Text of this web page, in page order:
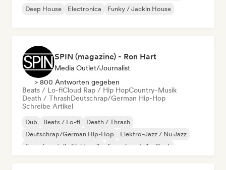
Deep House
Electronica Funky / Jackin House
SPIN (magazine) - Ron Hart
Media Outlet/Journalist
> 800 Antworten gegeben
Beats / Lo-fiCloud Rap / Hip HopCountry-Musik
Death / ThrashDeutschrap/German Hip-Hop
Schreibe Artikel
Dub Beats / Lo-fi
Death / Thrash
Deutschrap/German Hip-Hop
Elektro-Jazz / Nu Jazz
Experimentelle Elektronik
Experimenteller Rock